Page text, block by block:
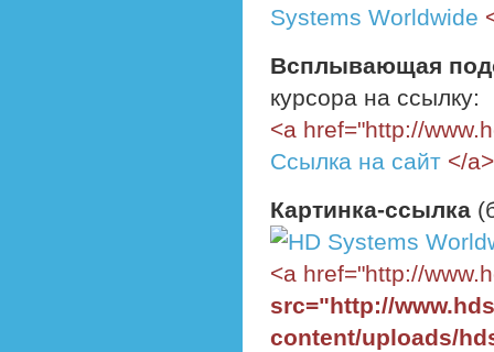
Systems Worldwide
Всплывающая
курсора на ссылку:
<a href="http://
Ссылка на сайт </a>
Картинка-ссылка
<a href="http://
src="http://
content/uploads/